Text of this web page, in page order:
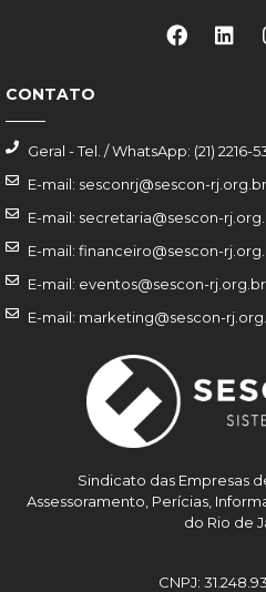
Sindicato das Empresas
Assessoramento, Perícias,
do Rio de
CNPJ:
CONTATO
Geral - Tel. / WhatsApp: (21) 2216-
E-mail: sesconrj@sescon-rj.org.br
E-mail: secretaria@sescon-
E-mail: financeiro@sescon-
E-mail: eventos@sescon-rj.org.br
E-mail: marketing@sescon-